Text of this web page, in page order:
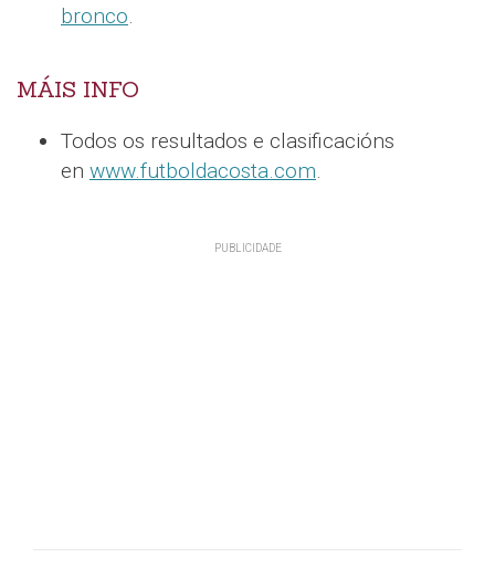
bronco
MÁIS INFO
Todos os resultados e clasificacións
en www.futboldacosta.com